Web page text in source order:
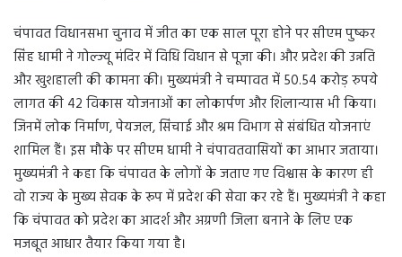
चंपावत विधानसभा चुनाव में जीत का एक साल पूरा होने पर सीएम पुष्कर
सिंह धामी ने गोल्ज्यू मंदिर में विधि विधान से पूजा की। और प्रदेश की उन्नति
और खुशहाली की कामना की। मुख्यमंत्री ने चम्पावत में 50.54 करोड़ रुपये
लागत की 42 विकास योजनाओं का लोकार्पण और शिलान्यास भी किया।
जिनमें लोक निर्माण, पेयजल, सिंचाई और श्रम विभाग से संबंधित योजनाएं
शामिल हैं। इस मौके पर सीएम धामी ने चंपावतवासियों का आभार जताया।
मुख्यमंत्री ने कहा कि चंपावत के लोगों के जताए गए विश्वास के कारण ही
वो राज्य के मुख्य सेवक के रूप में प्रदेश की सेवा कर रहे हैं। मुख्यमंत्री ने कहा
कि चंपावत को प्रदेश का आदर्श और अग्रणी जिला बनाने के लिए एक
मजबूत आधार तैयार किया गया है।